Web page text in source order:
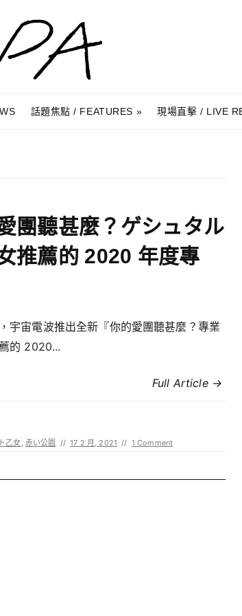
話題焦點 / FEATURES 現場直擊 / LIVE
團聽甚麼？ゲシュタル
推薦的 2020 年度專
宇宙電波推出全新『你的愛團聽甚麼？專業
的 2020...
Full Article →
乙女, 赤い公園 // 17 2 月, 2021 // 1 Comment